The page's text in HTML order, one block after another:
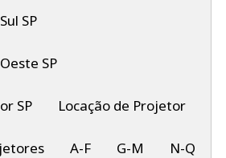
SP
SP
SP Locação de Projetor
A-F G-M N-Q